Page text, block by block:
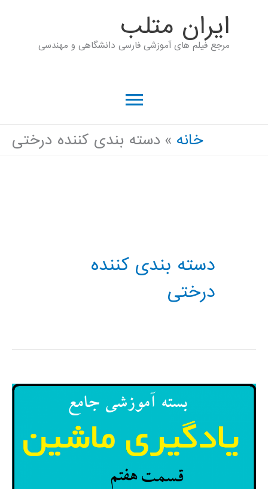
ايران متلب
مرجع فیلم های آموزشی فارسی دانشگاهی و مهندسی
فهرست
اصلی
خانه دسته بندی کننده درختی
دسته بندی کننده
درختی